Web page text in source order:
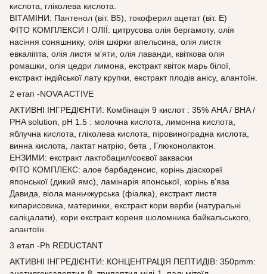
кислота, гліколева кислота.
ВІТАМІНИ: Пантенол (віт. В5), токоферил ацетат (віт. Е)
ФІТО КОМПЛЕКСИ І ОЛІЇ: цитрусова олія бергамоту, олія
насіння соняшнику, олія шкірки апельсина, олія листя
евкаліпта, олія листя м'яти, олія лаванди, квіткова олія
ромашки, олія цедри лимона, екстракт квіток марь білої,
екстракт індійської лату крупки, екстракт плодів анісу, алантоїн.
2 етап -NOVA ACTIVE
АКТИВНІ ІНГРЕДІЄНТИ: Комбінація 9 кислот : 35% AHA / BHA /
PHA solution, pH 1.5 : молочна кислота, лимонна кислота,
яблучна кислота, гліколева кислота, піровиноградна кислота,
винна кислота, лактат натрію, бета , Глюконолактон.
ЕНЗИМИ: екстракт лактобацил/соєвої закваски
ФІТО КОМПЛЕКС: алое барбаденсис, корінь діаскореї
японської (дикий ямс), ламінарія японської, корінь в'яза
Давида, віола маньчжурська (фіалка), екстракт листя
кипарисовика, материнки, екстракт кори верби (натуральні
саліцалати), кори екстракт кореня шоломника байкальського,
алантоїн.
3 етап -Ph REDUCTANT
АКТИВНІ ІНГРЕДІЄНТИ: КОНЦЕНТРАЦІЯ ПЕПТИДІВ: 350pmm: